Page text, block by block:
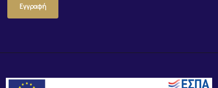
Εγγραφή